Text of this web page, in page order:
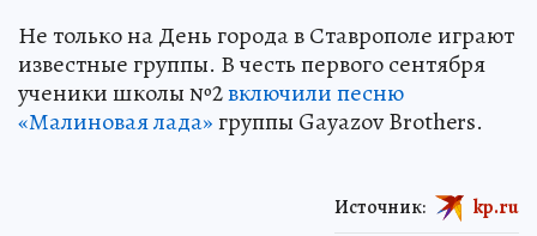
Не только на День города в Ставрополе играют
известные группы. В честь первого сентября
ученики школы №2включили песню
«Малиновая лада»группы Gayazov Brothers.
Источник: kp.ru